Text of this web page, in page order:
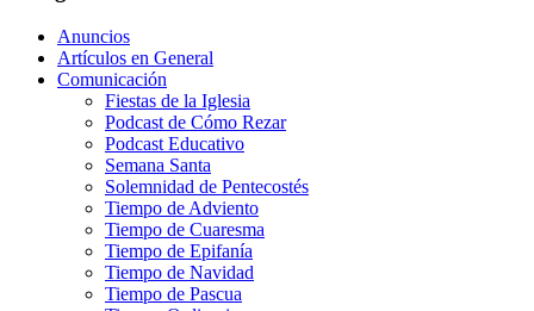
Anuncios
Artículos en General
Comunicación
Fiestas de la Iglesia
Podcast de Cómo Rezar
Podcast Educativo
Semana Santa
Solemnidad de Pentecostés
Tiempo de Adviento
Tiempo de Cuaresma
Tiempo de Epifanía
Tiempo de Navidad
Tiempo de Pascua